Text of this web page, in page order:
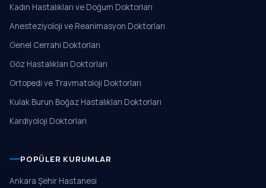
Kadın Hastalıkları ve Doğum Doktorları
Anesteziyoloji ve Reanimasyon Doktorları
Genel Cerrahi Doktorları
Göz Hastalıkları Doktorları
Ortopedi ve Travmatoloji Doktorları
Kulak Burun Boğaz Hastalıkları Doktorları
Kardiyoloji Doktorları
POPÜLER KURUMLAR
Ankara Şehir Hastanesi